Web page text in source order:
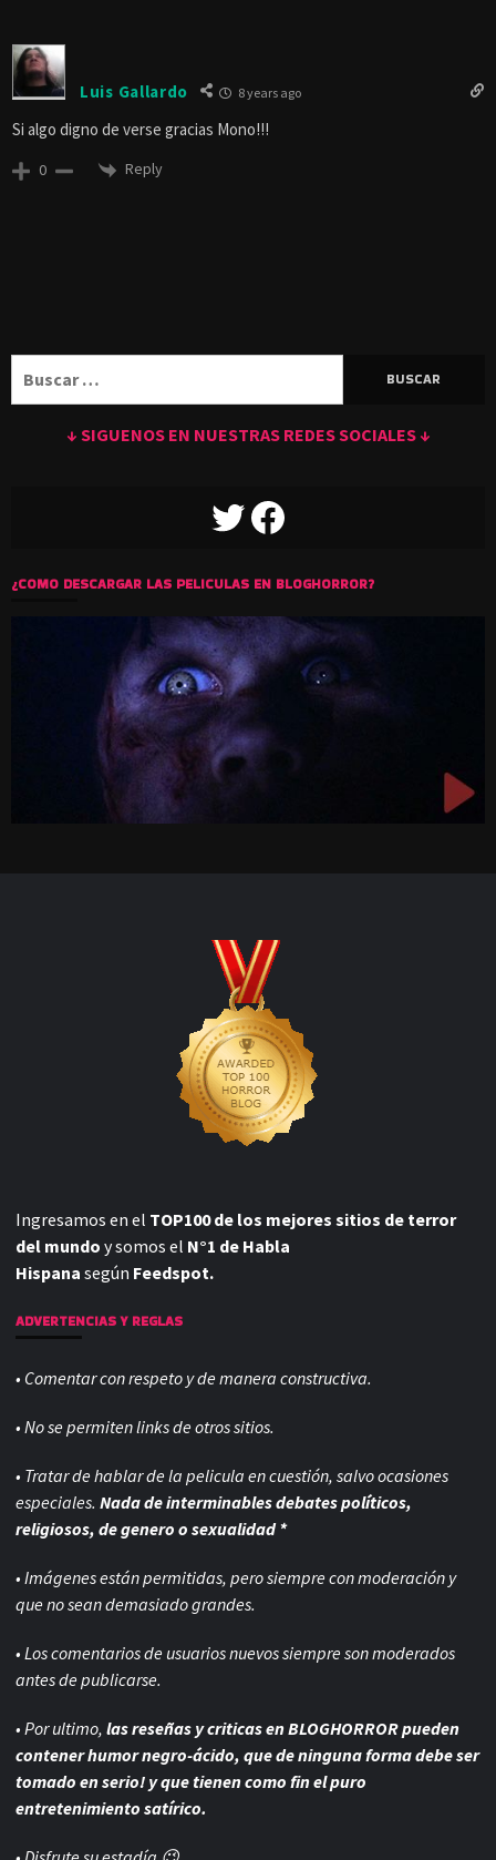
Luis Gallardo 8 years ago
Si algo digno de verse gracias Mono!!!
0 Reply
↓ SIGUENOS EN NUESTRAS REDES SOCIALES ↓
TWITTERFACEBOOK
¿COMO DESCARGAR LAS PELICULAS EN BLOGHORROR?
Ingresamos en el TOP100 de los mejores sitios de terror
del mundo y somos el N°1 de Habla
Hispana según Feedspot.
ADVERTENCIAS Y REGLAS
• Comentar con respeto y de manera constructiva.
• No se permiten links de otros sitios.
• Tratar de hablar de la pelicula en cuestión, salvo ocasiones
especiales. Nada de interminables debates políticos,
religiosos, de genero o sexualidad *
• Imágenes están permitidas, pero siempre conmoderación y
que no sean demasiado grandes.
• Los comentarios de usuarios nuevos siempre son moderados
antes de publicarse.
• Por ultimo, las reseñas y criticas en BLOGHORROR pueden
contener humor negro-ácido, que de ninguna forma debe ser
tomado en serio! y que tienen como fin el puro
entretenimiento satírico.